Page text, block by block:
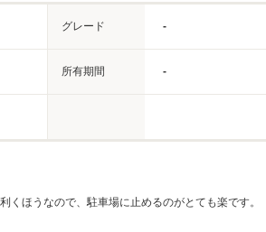
グレード -
所有期間 -
ほうなので、駐車場に止めるのがとても楽です。